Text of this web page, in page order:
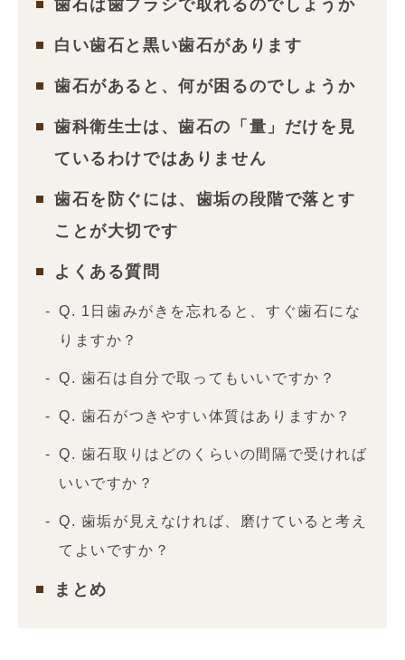
歯石は歯ブラシで取れるのでしょうか
白い歯石と黒い歯石があります
歯石があると、何が困るのでしょうか
歯科衛生士は、歯石の「量」だけを見
ているわけではありません
歯石を防ぐには、歯垢の段階で落とす
ことが大切です
よくある質問
Q. 1日歯みがきを忘れると、すぐ歯石にな
りますか？
Q. 歯石は自分で取ってもいいですか？
Q. 歯石がつきやすい体質はありますか？
Q. 歯石取りはどのくらいの間隔で受ければ
いいですか？
Q. 歯垢が見えなければ、磨けていると考え
てよいですか？
まとめ